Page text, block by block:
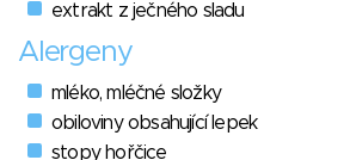
extrakt z ječného sladu
Alergeny
mléko, mléčné složky
obiloviny obsahující lepek
stopy hořčice